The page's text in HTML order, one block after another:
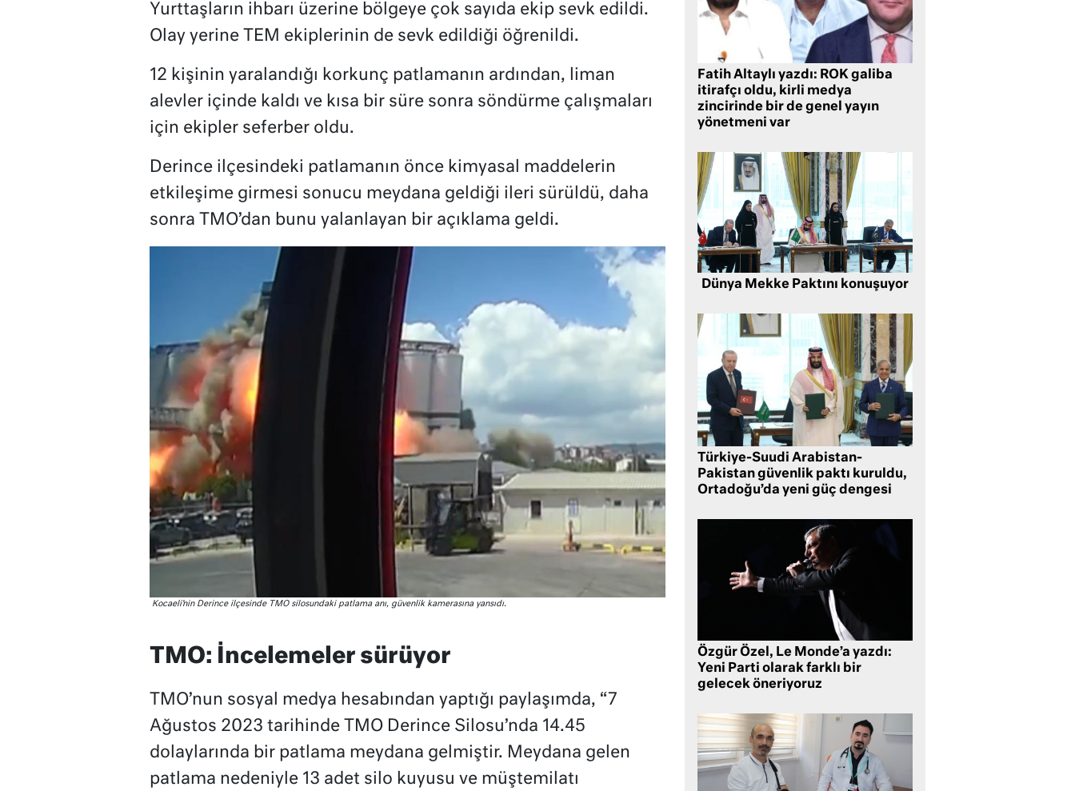
Yurttaşların ihbarı üzerine bölgeye çok sayıda ekip sevk edildi.
Olay yerine TEM ekiplerinin de sevk edildiği öğrenildi.
12 kişinin yaralandığı korkunç patlamanın ardından, liman
alevler içinde kaldı ve kısa bir süre sonra söndürme çalışmaları
için ekipler seferber oldu.
Derince ilçesindeki patlamanın önce kimyasal maddelerin
etkileşime girmesi sonucu meydana geldiği ileri sürüldü, daha
sonra TMO’dan bunu yalanlayan bir açıklama geldi.
Kocaeli’nin Derince ilçesinde TMO silosundaki patlama anı, güvenlik kamerasına yansıdı.
TMO: İncelemeler sürüyor
TMO’nun sosyal medya hesabından yaptığı paylaşımda, “7
Ağustos 2023 tarihinde TMO Derince Silosu’nda 14.45
dolaylarında bir patlama meydana gelmiştir. Meydana gelen
patlama nedeniyle 13 adet silo kuyusu ve müştemilatı
Fatih Altaylı yazdı: ROK galiba
itirafçı oldu, kirli medya
zincirinde bir de genel yayın
yönetmeni var
Dünya Mekke Paktını konuşuyor
Türkiye-Suudi Arabistan-
Pakistan güvenlik paktı kuruldu,
Ortadoğu’da yeni güç dengesi
Özgür Özel, Le Monde’a yazdı:
Yeni Parti olarak farklı bir
gelecek öneriyoruz